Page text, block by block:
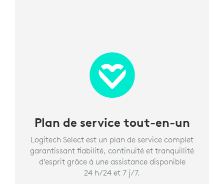
Plan de service tout-en-un
Logitech Select est un plan de service complet
garantissant fiabilité, continuité et tranquillité
d’esprit grâce à une assistance disponible
24 h/24 et 7 j/7.